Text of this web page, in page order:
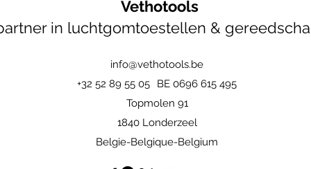
Vethotools
in luchtgomtoestellen &
info@vethotools.be
+32 52 89 55 05
BE 0696 615 495
Topmolen 91
1840 Londerzeel
Belgie-Belgique-Belgium